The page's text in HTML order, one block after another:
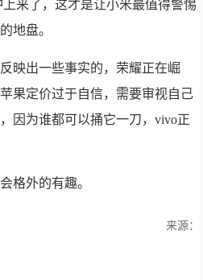
来了，这才是让小米最值得警惕
地盘。
映出一些事实的，荣耀正在崛
果定价过于自信，需要审视自己
因为谁都可以捅它一刀，vivo正
格外的有趣。
来源：